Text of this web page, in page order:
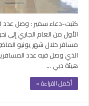
كتبت-دعاء سمير : وصل عدد
هيئة دبي …
أكمل القراءة »